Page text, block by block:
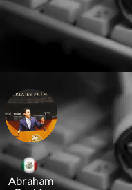
Abraham